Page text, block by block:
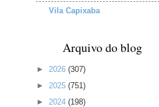
Vila Capixaba
Arquivo do blog
► 2026 (307)
► 2025 (751)
► 2024 (198)